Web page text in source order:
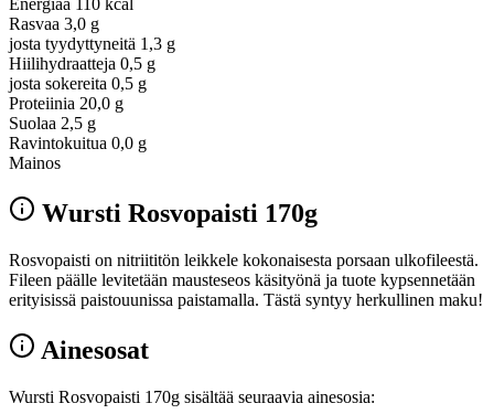
Energiaa 110 kcal
Rasvaa 3,0 g
josta tyydyttyneitä 1,3 g
Hiilihydraatteja 0,5 g
josta sokereita 0,5 g
Proteiinia 20,0 g
Suolaa 2,5 g
Ravintokuitua 0,0 g
Mainos
Wursti Rosvopaisti 170g
Rosvopaisti on nitriititön leikkele kokonaisesta porsaan ulkofileestä.
Fileen päälle levitetään mausteseos käsityönä ja tuote kypsennetään
erityisissä paistouunissa paistamalla. Tästä syntyy herkullinen maku!
Ainesosat
Wursti Rosvopaisti 170g sisältää seuraavia ainesosia: